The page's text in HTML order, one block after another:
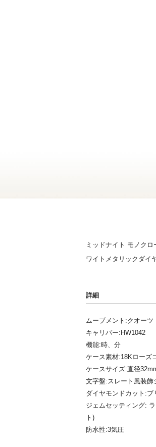
ミッドナイト モノク
ワイトメタリックダイ
詳細
ムーブメント:クオーツ
キャリバー:HW1042
機能:時、分
ケース素材:18Kローズ
ケースサイズ:直径
文字盤:スレート風装飾
ダイヤモンドカット:ブ
ジェムセッティング:
ト)
防水性:3気圧